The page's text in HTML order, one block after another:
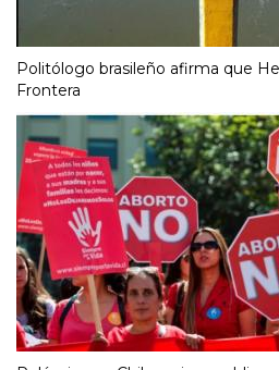
Politólogo brasileño afirma que
Frontera